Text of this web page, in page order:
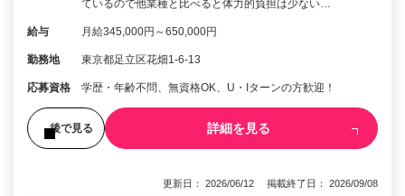
ているので他業種と比べると体力的負担は少ない…
給与 月給345,000円～650,000円
勤務地 東京都足立区花畑1-6-13
応募資格 学歴・年齢不問、無資格OK、U・Iターンの方歓迎！
後で見る 詳細を見る
更新日： 2026/06/12 掲載終了日： 2026/09/08